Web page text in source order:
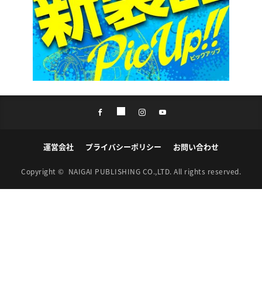
運営会社 プライバシーポリシー お問い合わせ
Copyright © NAIGAI PUBLISHING CO.,LTD. All rights reserved.